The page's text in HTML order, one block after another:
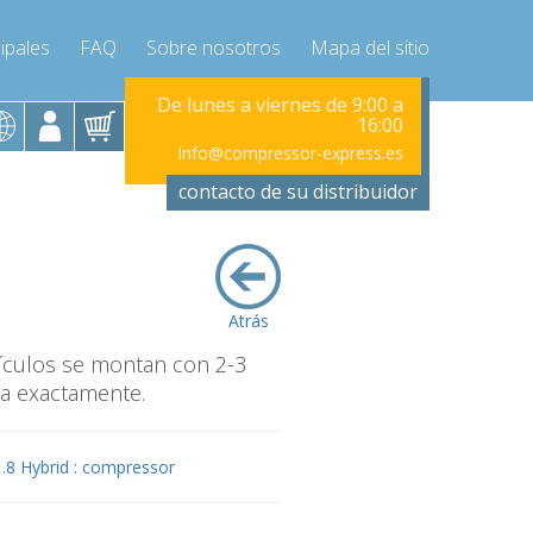
FAQ Sobre nosotros Mapa del sitio
de 9:00 a
16:00
express.es
De lunes a viernes de 9:00 a
16:00
Info@compressor-express.es
De lunes a
contacto de su distribuidor
Atrás
se montan con 2-3
exactamente.
Hybrid : compressor